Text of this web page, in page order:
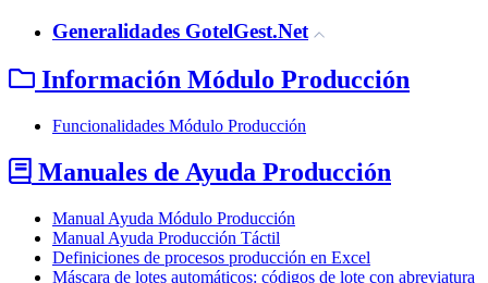
Generalidades GotelGest.Net
Información Módulo Producción
Funcionalidades Módulo Producción
Manuales de Ayuda Producción
Manual Ayuda Módulo Producción
Manual Ayuda Producción Táctil
Definiciones de procesos producción en Excel
Máscara de lotes automáticos: códigos de lote con abreviatura